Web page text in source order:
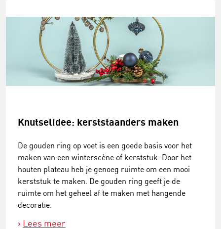
Knutselidee: kerststaanders maken
De gouden ring op voet is een goede basis voor het
maken van een winterscène of kerststuk. Door het
houten plateau heb je genoeg ruimte om een mooi
kerststuk te maken. De gouden ring geeft je de
ruimte om het geheel af te maken met hangende
decoratie.
Lees meer